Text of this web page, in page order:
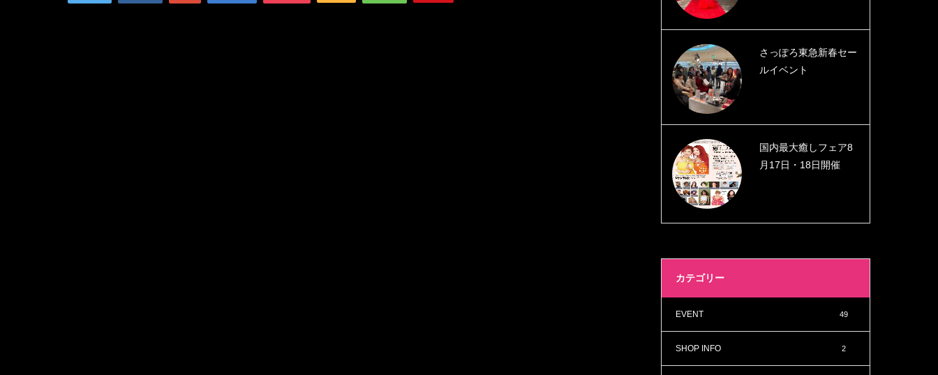
さっぽろ東急新春セー
ルイベント
国内最大癒しフェア8
月17日・18日開催
カテゴリー
EVENT 49
SHOP INFO 2